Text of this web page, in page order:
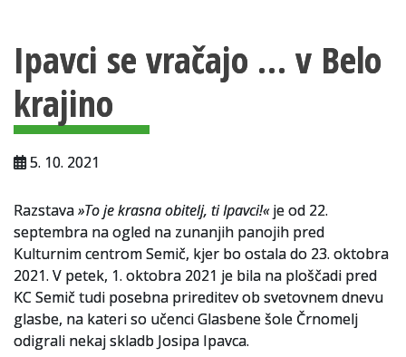
Vloga za upravne namene
Vloga za čitalnico
Vodnik po fondih in zbirkah
VAČ – VIRTUALNA ARHIVSKA ČITALNICA
Za ustvarjalce
Strokovna usposabljanja za uslužbence
Gradivo
Register ustvarjalcev
Ipavci se vračajo … v Belo
krajino
5. 10. 2021
Razstava»To je krasna obitelj, ti Ipavci!«je od 22.
septembra na ogled na zunanjih panojih pred
Kulturnim centrom Semič, kjer bo ostala do 23. oktobra
2021. V petek, 1. oktobra 2021 je bila na ploščadi pred
KC Semič tudi posebna prireditev ob svetovnem dnevu
glasbe, na kateri so učenci Glasbene šole Črnomelj
odigrali nekaj skladb Josipa Ipavca.